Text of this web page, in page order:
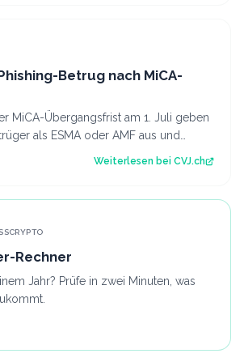
Betrug nach MiCA-
MiCA-Übergangsfrist am 1. Juli geben
als ESMA oder AMF aus und
Weiterlesen bei CVJ.ch
Rechner
Jahr? Prüfe in zwei Minuten, was